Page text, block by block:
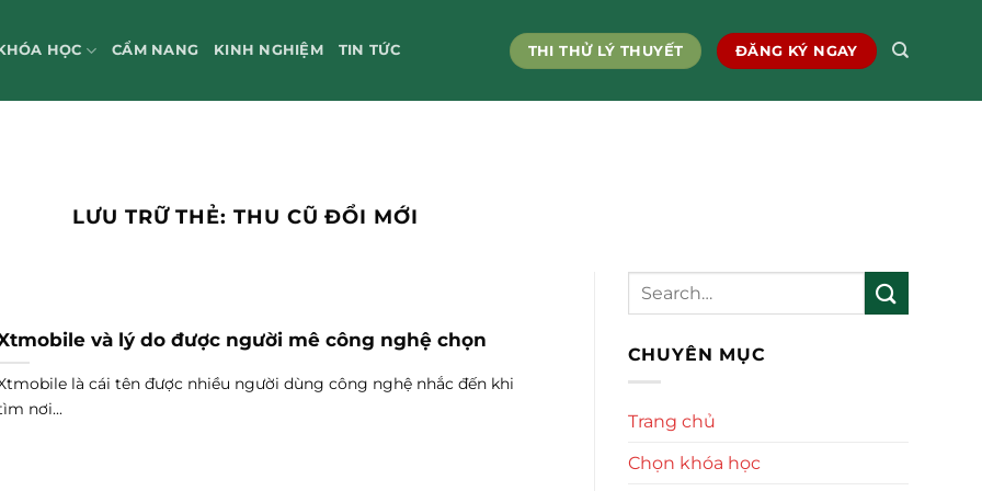
HỌC CẨM NANG KINH NGHIỆM TIN TỨC THI THỬ LÝ THUYẾT ĐĂNG KÝ NGAY
LƯU TRỮ THẺ:THU CŨ ĐỔI MỚI
và lý do được người mê công nghệ chọn
là cái tên được nhiều người dùng công nghệ nhắc đến khi
nơi...
CHUYÊN MỤC
Trang chủ
Chọn khóa học